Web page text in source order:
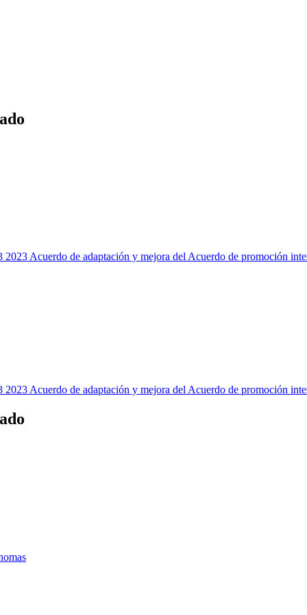
Acuerdo de adaptación y mejora del Acuerdo de promoción
Acuerdo de adaptación y mejora del Acuerdo de promoción